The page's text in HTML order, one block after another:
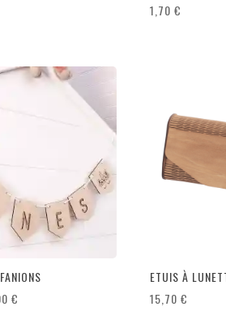
1,70€
€
ETUIS À
15,70€